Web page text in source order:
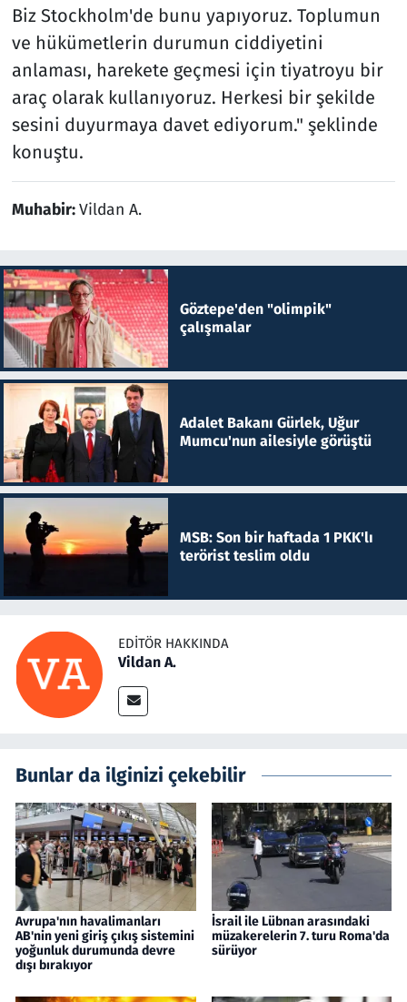
Biz Stockholm'de bunu yapıyoruz. Toplumun
ve hükümetlerin durumun ciddiyetini
anlaması, harekete geçmesi için tiyatroyu bir
araç olarak kullanıyoruz. Herkesi bir şekilde
sesini duyurmaya davet ediyorum." şeklinde
konuştu.
Muhabir:Vildan A.
Göztepe'den "olimpik"
çalışmalar
Adalet Bakanı Gürlek, Uğur
Mumcu'nun ailesiyle görüştü
MSB: Son bir haftada 1 PKK'lı
terörist teslim oldu
EDITÖR HAKKINDA
Vildan A.
Bunlar da ilginizi çekebilir
Avrupa'nın havalimanları
AB'nin yeni giriş çıkış sistemini
yoğunluk durumunda devre
dışı bırakıyor
İsrail ile Lübnan arasındaki
müzakerelerin 7. turu Roma'da
sürüyor